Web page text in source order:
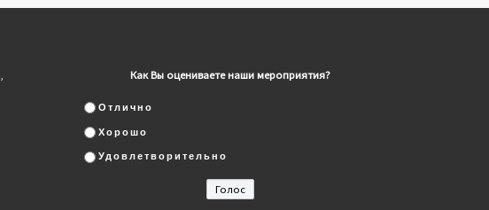
Как Вы оцениваете наши мероприятия?
Отлично
Хорошо
Удовлетворительно